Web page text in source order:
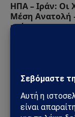
ΗΠΑ – Ιράν: Οι
Μέση Ανατολή
επίκεντρο